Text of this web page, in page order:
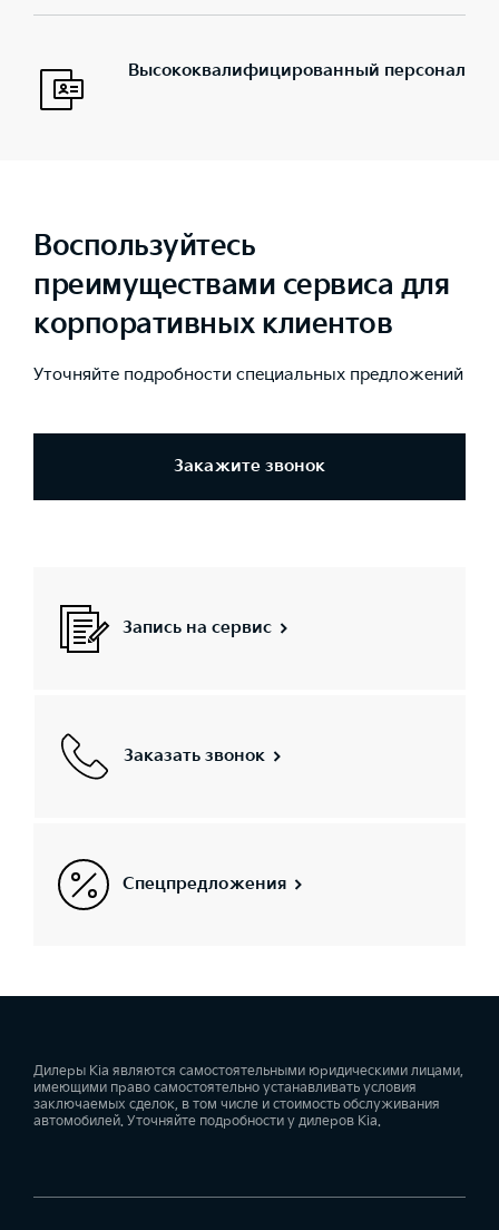
Высококвалифицированный персонал
Воспользуйтесь
преимуществами сервиса для
корпоративных клиентов
Уточняйте подробности специальных предложений
Закажите звонок
Запись на сервис
Заказать звонок
Спецпредложения
Дилеры Kia являются самостоятельными юридическими лицами,
имеющими право самостоятельно устанавливать условия
заключаемых сделок, в том числе и стоимость обслуживания
автомобилей. Уточняйте подробности у дилеров Kia.